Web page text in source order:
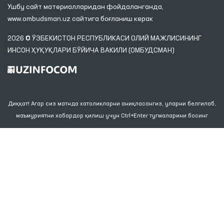
Ушбу сайт материалларидан фойдаланганда,
www.ombudsman.uz сайтига боғланиш керак
2026 © ЎЗБЕКИСТОН РЕСПУБЛИКАСИ ОЛИЙ МАЖЛИСИНИНГ
ИНСОН ҲУҚУҚЛАРИ БЎЙИЧА ВАКИЛИ (ОМБУДСМАН)
Диққат! Агар сиз матнда хатоликларни аниқласангиз, уларни белгилаб,
маъмуриятни хабардор қилиш учун Ctrl+Enter тугмаларини босинг